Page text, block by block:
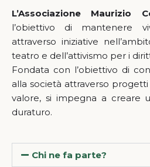
L’Associazione Maurizio
l’obiettivo di mantenere
attraverso iniziative
teatro e dell’attivismo per i
Fondata con l’obiettivo di
alla società attraverso progetti
valore, si impegna a creare
duraturo.
Chi ne fa parte?